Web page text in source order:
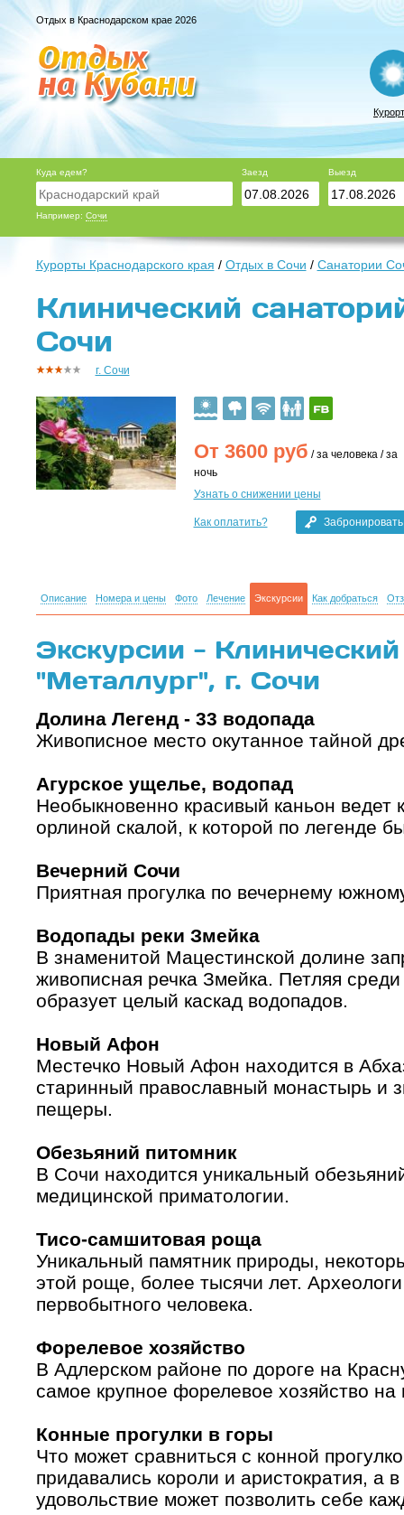
Отдых в Краснодарском крае 2026
Куда едем?
Например: Сочи
Заезд Выезд
Курорты Краснодарского края / Отдых в Сочи / Санатории
Клинический
Сочи
г. Сочи
От 3600руб / за человека / за
ночь
Узнать о снижении цены
Как оплатить? Забронировать
Описание Номера и цены Фото Лечение Экскурсии Как добраться
Экскурсии -
"Металлург", г. Сочи
Долина Легенд - 33 водопада
Живописное место окутанное тайной
Агурское ущелье, водопад
Необыкновенно красивый каньон ведет
орлиной скалой, к которой по легенде
Вечерний Сочи
Приятная прогулка по вечернему
Водопады реки Змейка
В знаменитой Мацестинской долине
живописная речка Змейка. Петляя
образует целый каскад водопадов.
Новый Афон
Местечко Новый Афон находится в
старинный православный монастырь и
пещеры.
Обезьяний питомник
В Сочи находится уникальный
медицинской приматологии.
Тисо-самшитовая роща
Уникальный памятник природы,
этой роще, более тысячи лет.
первобытного человека.
Форелевое хозяйство
В Адлерском районе по дороге на
самое крупное форелевое хозяйство на
Конные прогулки в горы
Что может сравниться с конной
придавались короли и аристократия, а
удовольствие может позволить себе